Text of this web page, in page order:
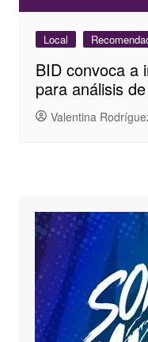
Local
BID convoca a
para análisis
Valentina